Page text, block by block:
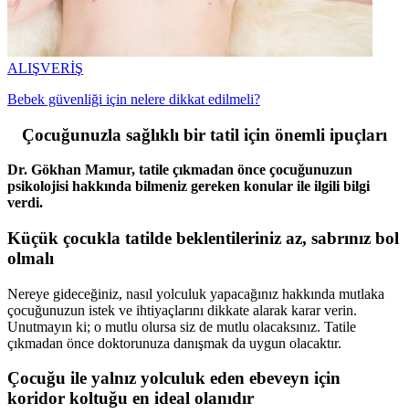
ALIŞVERİŞ
Bebek güvenliği için nelere dikkat edilmeli?
Çocuğunuzla sağlıklı bir tatil için önemli ipuçları
Dr. Gökhan Mamur, tatile çıkmadan önce çocuğunuzun
psikolojisi hakkında bilmeniz gereken konular ile ilgili bilgi
verdi.
Küçük çocukla tatilde beklentileriniz az, sabrınız bol
olmalı
Nereye gideceğiniz, nasıl yolculuk yapacağınız hakkında mutlaka
çocuğunuzun istek ve ihtiyaçlarını dikkate alarak karar verin.
Unutmayın ki; o mutlu olursa siz de mutlu olacaksınız. Tatile
çıkmadan önce doktorunuza danışmak da uygun olacaktır.
Çocuğu ile yalnız yolculuk eden ebeveyn için
koridor koltuğu en ideal olanıdır